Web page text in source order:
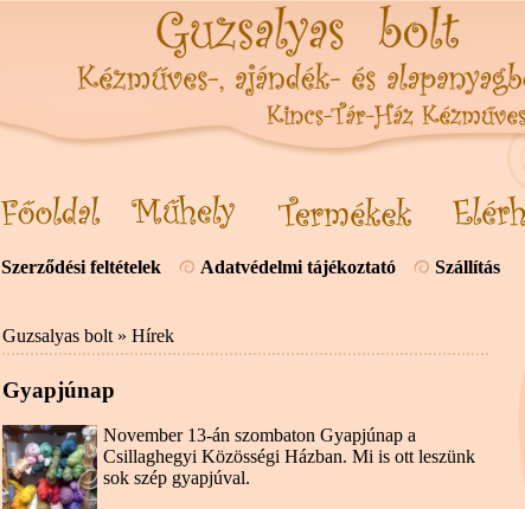
Szerződési feltételek Adatvédelmi tájékoztató Szállítás
Guzsalyas bolt » Hírek
Gyapjúnap
November 13-án szombaton Gyapjúnap a
Csillaghegyi Közösségi Házban. Mi is ott leszünk
sok szép gyapjúval.